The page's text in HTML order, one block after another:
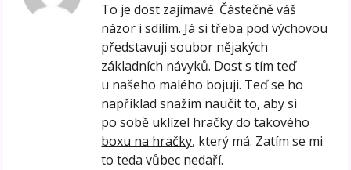
To je dost zajímavé. Částečně váš
názor i sdílím. Já si třeba pod výchovou
představuji soubor nějakých
základních návyků. Dost s tím teď
u našeho malého bojuji. Teď se ho
například snažím naučit to, aby si
po sobě uklízel hračky do takového
boxu na hračky, který má. Zatím se mi
to teda vůbec nedaří.